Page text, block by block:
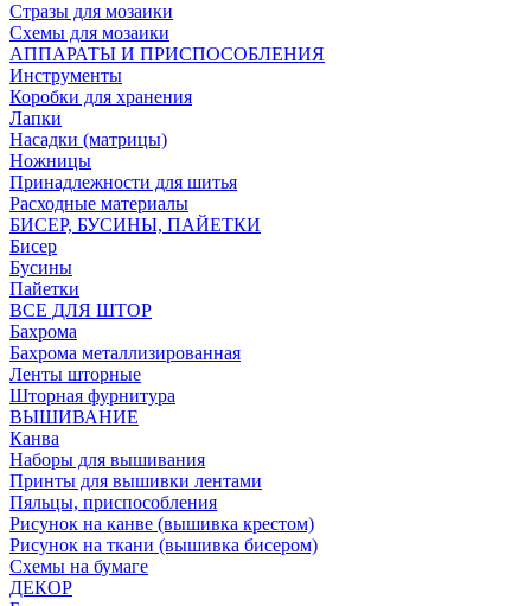
Стразы для мозаики
Схемы для мозаики
АППАРАТЫ И ПРИСПОСОБЛЕНИЯ
Инструменты
Коробки для хранения
Лапки
Насадки (матрицы)
Ножницы
Принадлежности для шитья
Расходные материалы
БИСЕР, БУСИНЫ, ПАЙЕТКИ
Бисер
Бусины
Пайетки
ВСЕ ДЛЯ ШТОР
Бахрома
Бахрома металлизированная
Ленты шторные
Шторная фурнитура
ВЫШИВАНИЕ
Канва
Наборы для вышивания
Принты для вышивки лентами
Пяльцы, приспособления
Рисунок на канве (вышивка крестом)
Рисунок на ткани (вышивка бисером)
Схемы на бумаге
ДЕКОР